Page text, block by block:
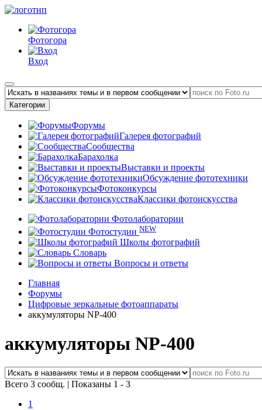
Фотогора
Вход
Категории
Форумы
Галерея фотографий
Сообщества
Барахолка
Выставки и проекты
Обсуждение фототехники
Фотоконкурсы
Классики фотоискусства
Фотолаборатории
Фотостудии NEW
Школы фотографий
Словарь
Вопросы и ответы
Главная
Форумы
Цифровые зеркальные фотоаппараты
аккумуляторы NP-400
аккумуляторы NP-400
Всего 3 сообщ. | Показаны 1 - 3
1